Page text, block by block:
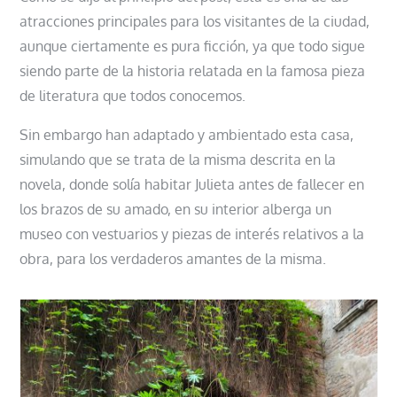
atracciones principales para los visitantes de la ciudad,
aunque ciertamente es pura ficción, ya que todo sigue
siendo parte de la historia relatada en la famosa pieza
de literatura que todos conocemos.
Sin embargo han adaptado y ambientado esta casa,
simulando que se trata de la misma descrita en la
novela, donde solía habitar Julieta antes de fallecer en
los brazos de su amado, en su interior alberga un
museo con vestuarios y piezas de interés relativos a la
obra, para los verdaderos amantes de la misma.